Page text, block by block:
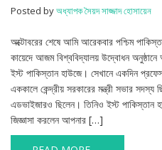
Posted byঅধ্যাপক সৈয়দ সাজ্জাদ হোসায়েন
অক্টোবরের শেষে আমি আরেকবার পশ্চিম
কায়েদে আজম বিশ্ববিদ্যালয় উদ্বোধন অনুষ্ঠানে
ইস্ট পাকিস্তান হাউজে। সেখানে একদিন
এককালে কেন্দ্রীয় সরকারের মন্ত্রী সভার সদস্য
এডভাইজারও ছিলেন। তিনিও ইস্ট পাকিস্তান
জিজ্ঞাসা করলেন আপনার […]